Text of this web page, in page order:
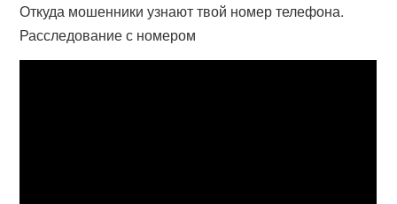
Откуда мошенники узнают твой номер телефона.
Расследование с номером